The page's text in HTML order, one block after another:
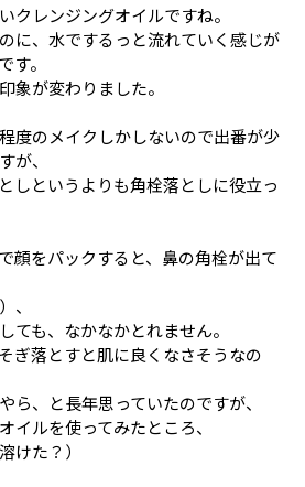
クレンジングオイルですね。
に、水でするっと流れていく感じが
す。
象が変わりました。
度のメイクしかしないので出番が少
が、
しというよりも角栓落としに役立っ
顔をパックすると、鼻の角栓が出て
、
ても、なかなかとれません。
ぎ落とすと肌に良くなさそうなの
ら、と長年思っていたのですが、
イルを使ってみたところ、
けた？）